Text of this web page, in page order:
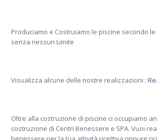
Produciamo e Costruiamo le piscine secondo
senza nessun Limite
Visualizza alcune delle nostre realizzazioni :
Oltre alla costruzione di piscine ci occupiamo
costruzione di Centri Benessere e SPA. Vuoi